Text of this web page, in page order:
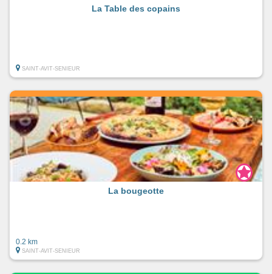
La Table des copains
SAINT-AVIT-SENIEUR
La bougeotte
0.2 km
SAINT-AVIT-SENIEUR